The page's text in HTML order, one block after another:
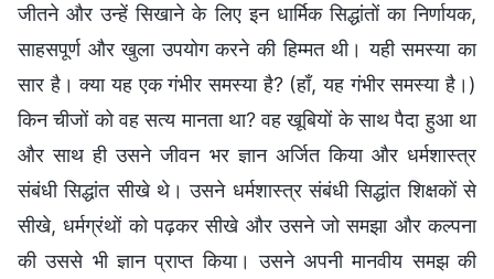
जीतने और उन्हें सिखाने के लिए इन धार्मिक सिद्धांतों का निर्णायक,
साहसपूर्ण और खुला उपयोग करने की हिम्मत थी। यही समस्या का
सार है। क्या यह एक गंभीर समस्या है? (हाँ, यह गंभीर समस्या है।)
किन चीजों को वह सत्य मानता था? वह खूबियों के साथ पैदा हुआ था
और साथ ही उसने जीवन भर ज्ञान अर्जित किया और धर्मशास्त्र
संबंधी सिद्धांत सीखे थे। उसने धर्मशास्त्र संबंधी सिद्धांत शिक्षकों से
सीखे, धर्मग्रंथों को पढ़कर सीखे और उसने जो समझा और कल्पना
की उससे भी ज्ञान प्राप्त किया। उसने अपनी मानवीय समझ की